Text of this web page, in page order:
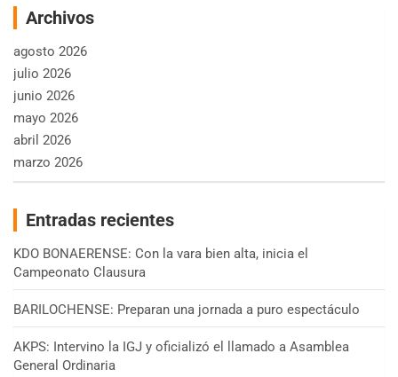
Archivos
agosto 2026
julio 2026
junio 2026
mayo 2026
abril 2026
marzo 2026
Entradas recientes
KDO BONAERENSE: Con la vara bien alta, inicia el
Campeonato Clausura
BARILOCHENSE: Preparan una jornada a puro espectáculo
AKPS: Intervino la IGJ y oficializó el llamado a Asamblea
General Ordinaria